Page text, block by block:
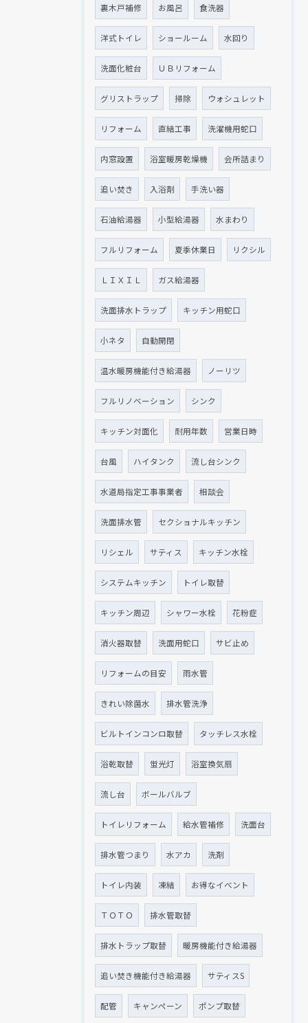
裏木戸補修 お風呂 食洗器
洋式トイレ ショールーム 水回り
洗面化粧台 ＵＢリフォーム
グリストラップ 掃除 ウォシュレット
リフォーム 直結工事 洗濯機用蛇口
内窓設置 浴室暖房乾燥機 会所詰まり
追い焚き 入浴剤 手洗い器
石油給湯器 小型給湯器 水まわり
フルリフォーム 夏季休業日 リクシル
ＬＩＸＩＬ ガス給湯器
洗面排水トラップ キッチン用蛇口
小ネタ 自動開閉
温水暖房機能付き給湯器 ノーリツ
フルリノベーション シンク
キッチン対面化 耐用年数 営業日時
台風 ハイタンク 流し台シンク
水道局指定工事事業者 相談会
洗面排水管 セクショナルキッチン
リシェル サティス キッチン水栓
システムキッチン トイレ取替
キッチン周辺 シャワー水栓 花粉症
消火器取替 洗面用蛇口 サビ止め
リフォームの目安 雨水管
きれい除菌水 排水管洗浄
ビルトインコンロ取替 タッチレス水栓
浴乾取替 蛍光灯 浴室換気扇
流し台 ボールバルブ
トイレリフォーム 給水管補修 洗面台
排水管つまり 水アカ 洗剤
トイレ内装 凍結 お得なイベント
ＴＯＴＯ 排水管取替
排水トラップ取替 暖房機能付き給湯器
追い焚き機能付き給湯器 サティスS
配管 キャンペーン ポンプ取替